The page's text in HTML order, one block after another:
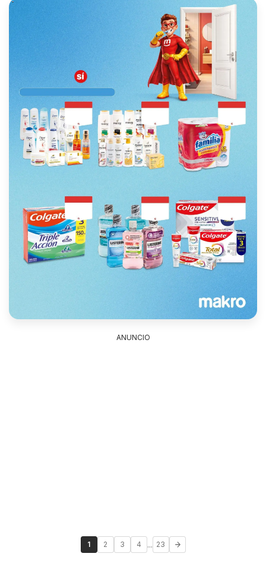
ANUNCIO
1 2 3 4 ... 23